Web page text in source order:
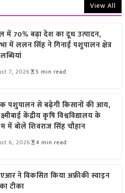
View All
में 70% बढ़ा देश का दूध उत्पादन,
में ललन सिंह ने गिनाईं पशुपालन क्षेत्र
7, 2026 5 min read
पशुपालन से बढ़ेगी किसानों की आय,
केंद्रीय कृषि विश्वविद्यालय के
में बोले शिवराज सिंह चौहान
6, 2026 4 min read
ने विकसित किया अफ्रीकी स्वाइन
टीका